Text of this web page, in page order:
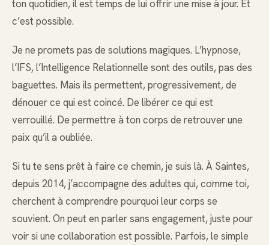
ton quotidien, il est temps de lui offrir une mise à jour. Et
c’est possible.
Je ne promets pas de solutions magiques. L’hypnose,
l’IFS, l’Intelligence Relationnelle sont des outils, pas des
baguettes. Mais ils permettent, progressivement, de
dénouer ce qui est coincé. De libérer ce qui est
verrouillé. De permettre à ton corps de retrouver une
paix qu’il a oubliée.
Si tu te sens prêt à faire ce chemin, je suis là. À Saintes,
depuis 2014, j’accompagne des adultes qui, comme toi,
cherchent à comprendre pourquoi leur corps se
souvient. On peut en parler sans engagement, juste pour
voir si une collaboration est possible. Parfois, le simple